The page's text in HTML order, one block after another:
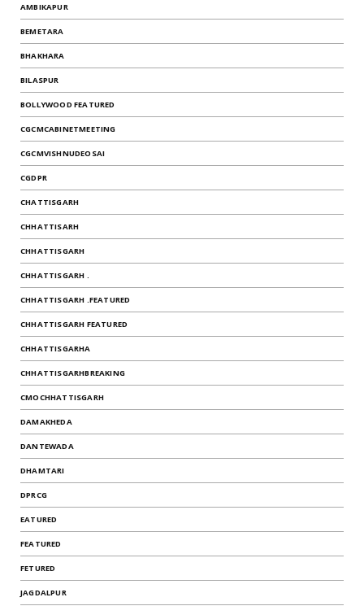
AMBIKAPUR
BEMETARA
BHAKHARA
BILASPUR
BOLLYWOOD FEATURED
CGCMCABINETMEETING
CGCMVISHNUDEOSAI
CGDPR
CHATTISGARH
CHHATTISARH
CHHATTISGARH
CHHATTISGARH .
CHHATTISGARH .FEATURED
CHHATTISGARH FEATURED
CHHATTISGARHA
CHHATTISGARHBREAKING
CMOCHHATTISGARH
DAMAKHEDA
DANTEWADA
DHAMTARI
DPRCG
EATURED
FEATURED
FETURED
JAGDALPUR